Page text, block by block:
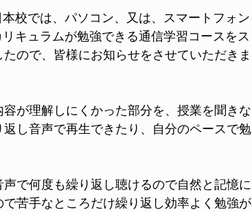
校では、パソコン、又は、スマートフォン
キュラムが勉強できる通信学習コースをス
ので、皆様にお知らせをさせていただきま
が理解しにくかった部分を、授業を聞きな
し音声で再生できたり、自分のペースで勉
で何度も繰り返し聴けるので自然と記憶に
苦手なところだけ繰り返し効率よく勉強が